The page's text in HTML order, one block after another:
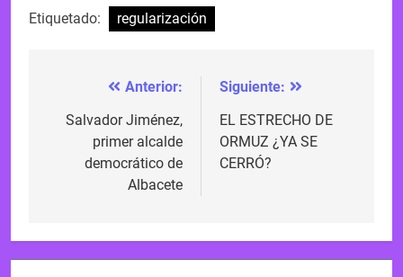
Etiquetado: regularización
Navegación
de
entradas
Anterior:
Salvador Jiménez,
primer alcalde
democrático de
Albacete
Siguiente:
EL ESTRECHO DE
ORMUZ ¿YA SE
CERRÓ?